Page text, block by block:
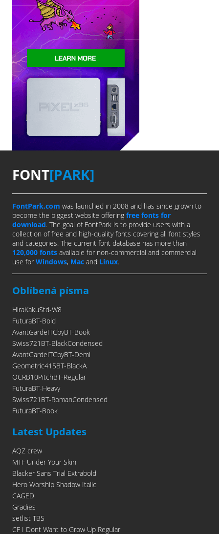
FONT[PARK]
FontPark.com was launched in 2008 and has since grown to
become the biggest website offering free fonts for
download. The goal of FontPark is to provide users with a
collection of free and high-quality fonts covering all font styles
and categories. The current font database has more than
120,000 fonts available for non-commercial and commercial
use for Windows, Mac and Linux.
Oblíbená písma
HiraKakuStd-W8
FuturaBT-Bold
AvantGardeITCbyBT-Book
Swiss721BT-BlackCondensed
AvantGardeITCbyBT-Demi
Geometric415BT-BlackA
OCRB10PitchBT-Regular
FuturaBT-Heavy
Swiss721BT-RomanCondensed
FuturaBT-Book
Latest Updates
AQZ crew
MTF Under Your Skin
Blacker Sans Trial Extrabold
Hero Worship Shadow Italic
CAGED
Gradies
setlist TBS
CF I Dont Want to Grow Up Regular